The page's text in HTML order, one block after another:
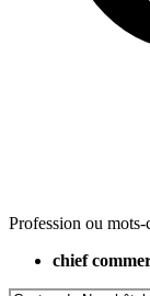
Profession ou mots-
chief